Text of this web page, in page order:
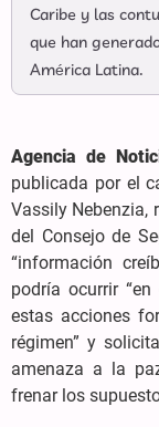
Caribe y las
que han
América Latina.
Agencia de
publicada por el
Vassily Nebenzia,
del Consejo de
“información
podría ocurrir
estas acciones
régimen” y
amenaza a la
frenar los